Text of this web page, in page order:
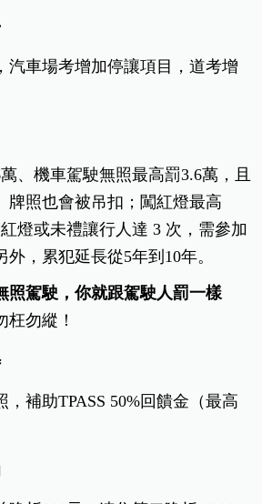
汽車場考增加停讓項目，道考增
、機車駕駛無照最高罰3.6萬，且
牌照也會被吊扣；闖紅燈最高
燈或未禮讓行人達 3 次，需參加
，累犯延長從5年到10年。
照駕駛，你就跟駕駛人罰一樣
枉勿縱！
，補助TPASS 50%回饋金（最高